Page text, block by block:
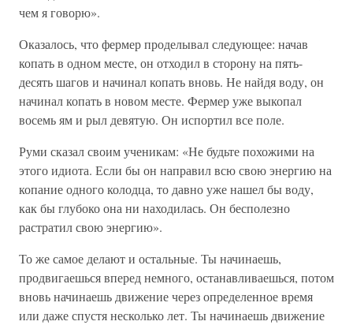
чем я говорю».
Оказалось, что фермер проделывал следующее: начав
копать в одном месте, он отходил в сторону на пять-
десять шагов и начинал копать вновь. Не найдя воду, он
начинал копать в новом месте. Фермер уже выкопал
восемь ям и рыл девятую. Он испортил все поле.
Руми сказал своим ученикам: «Не будьте похожими на
этого идиота. Если бы он направил всю свою энергию на
копание одного колодца, то давно уже нашел бы воду,
как бы глубоко она ни находилась. Он бесполезно
растратил свою энергию».
То же самое делают и остальные. Ты начинаешь,
продвигаешься вперед немного, останавливаешься, потом
вновь начинаешь движение через определенное время
или даже спустя несколько лет. Ты начинаешь движение